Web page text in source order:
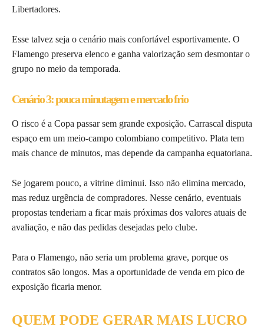
Libertadores.
Esse talvez seja o cenário mais confortável esportivamente. O
Flamengo preserva elenco e ganha valorização sem desmontar o
grupo no meio da temporada.
Cenário 3: pouca minutagem e mercado frio
O risco é a Copa passar sem grande exposição. Carrascal disputa
espaço em um meio-campo colombiano competitivo. Plata tem
mais chance de minutos, mas depende da campanha equatoriana.
Se jogarem pouco, a vitrine diminui. Isso não elimina mercado,
mas reduz urgência de compradores. Nesse cenário, eventuais
propostas tenderiam a ficar mais próximas dos valores atuais de
avaliação, e não das pedidas desejadas pelo clube.
Para o Flamengo, não seria um problema grave, porque os
contratos são longos. Mas a oportunidade de venda em pico de
exposição ficaria menor.
QUEM PODE GERAR MAIS LUCRO